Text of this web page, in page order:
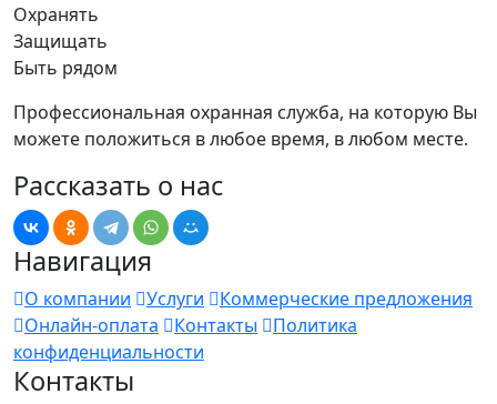
Охранять
Защищать
Быть рядом
Профессиональная охранная служба, на которую Вы
можете положиться в любое время, в любом месте.
Рассказать о нас
Навигация
О компании Услуги
Коммерческие предложения
Онлайн-оплата
Контакты
Политика
конфиденциальности
Контакты